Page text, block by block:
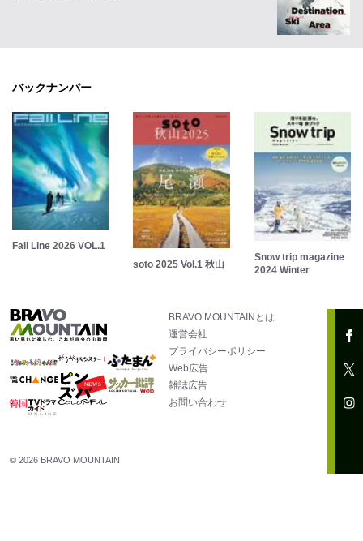
バックナンバー
Fall Line 2026 VOL.1
soto 2025 Vol.1 秋山
Snow trip magazine
2024 Winter
BRAVO MOUNTAINとは
運営会社
プライバシーポリシー
Web広告
雑誌広告
お問い合わせ
© 2026 BRAVO MOUNTAIN